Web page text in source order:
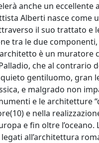
anche un eccellente
Alberti nasce come
il suo trattato e
tra le due componenti,
è un muratore
che al contrario
gentiluomo, gran
e malgrado non
e le architetture
e nella
e fin oltre l’oceano.
all’architettura